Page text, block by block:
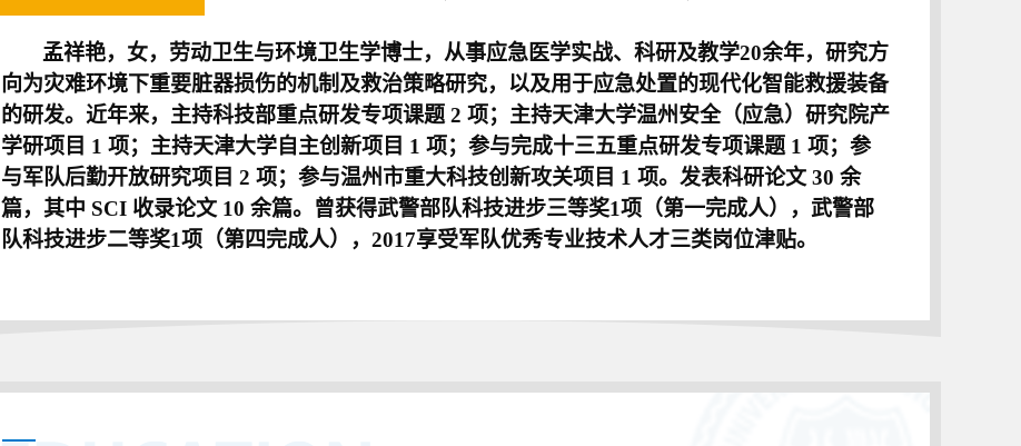
孟祥艳，女，劳动卫生与环境卫生学博士，从事应急医学实战、科研及教学20余年，研究方
向为灾难环境下重要脏器损伤的机制及救治策略研究，以及用于应急处置的现代化智能救援装备
的研发。近年来，主持科技部重点研发专项课题 2 项；主持天津大学温州安全（应急）研究院产
学研项目 1 项；主持天津大学自主创新项目 1 项；参与完成十三五重点研发专项课题 1 项；参
与军队后勤开放研究项目 2 项；参与温州市重大科技创新攻关项目 1 项。发表科研论文 30 余
篇，其中 SCI 收录论文 10 余篇。曾获得武警部队科技进步三等奖1项（第一完成人），武警部
队科技进步二等奖1项（第四完成人），2017享受军队优秀专业技术人才三类岗位津贴。